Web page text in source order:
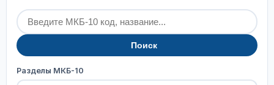
Поиск
Разделы МКБ-10